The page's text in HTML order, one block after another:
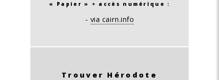
« Papier » + accès numérique :
- via cairn.info
Trouver Hérodote